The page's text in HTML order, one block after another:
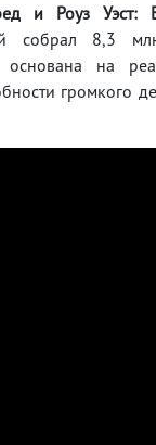
и Роуз Уэст:
собрал 8,3
на
громкого